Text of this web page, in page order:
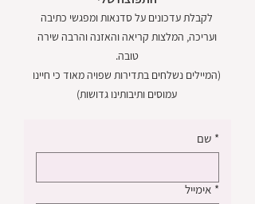
לקבלת עדכונים על סדנאות ומפגשי כתיבה
ועריכה, המלצות קריאה והאזנה והרבה שירה
טובה.
(המיילים נשלחים בתדירות שפויה מאוד כי חיינו
עמוסים ותיבותינו גדושות)
* שם
* אימייל